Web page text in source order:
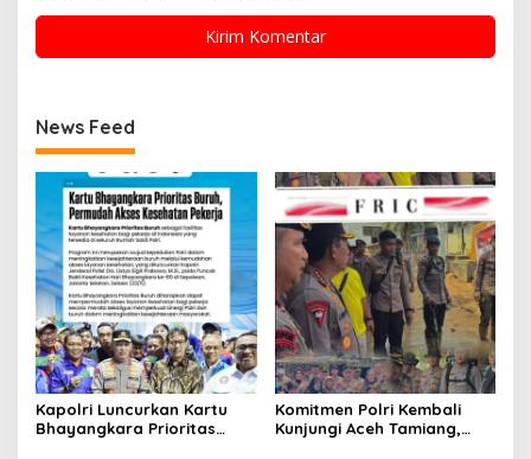
News Feed
Kapolri Luncurkan Kartu
Bhayangkara Prioritas
Komitmen Polri Kembali
Kunjungi Aceh Tamiang,